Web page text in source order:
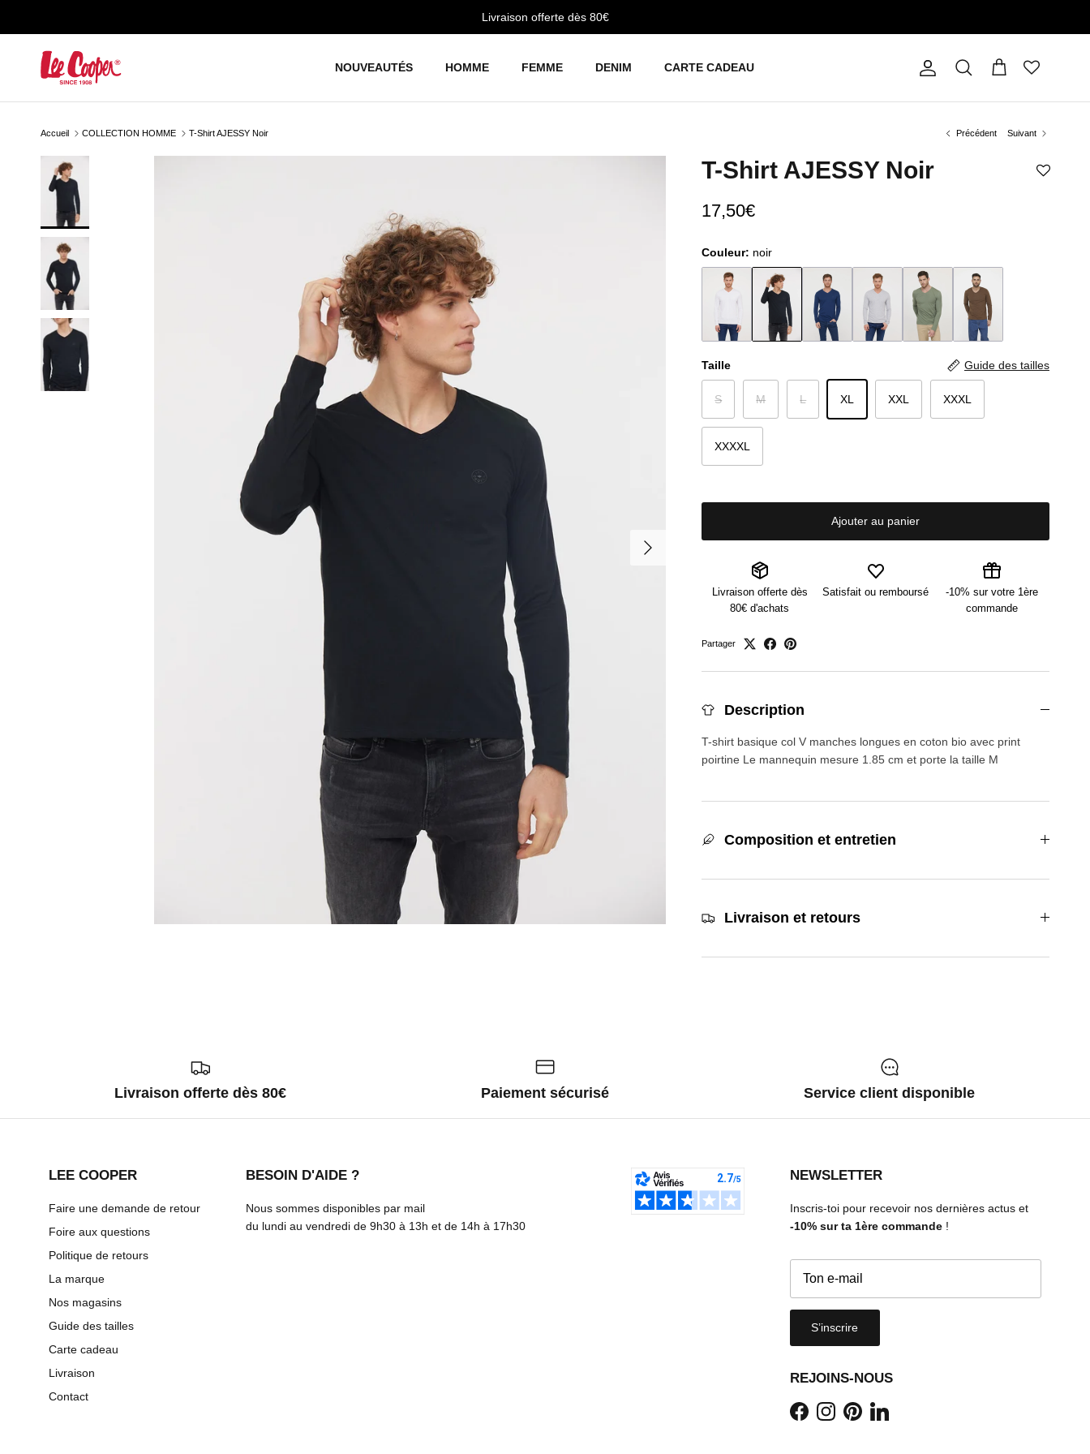
Livraison offerte dès 80€
NOUVEAUTÉS HOMME FEMME DENIM CARTE CADEAU CompteRecherchePanier
Accueil COLLECTION HOMME T-Shirt AJESSY Noir Précédent Suivant
Suivant
T-Shirt AJESSY Noir
17,50€
Couleur: noir
Taille Guide des tailles
S M L XL XXL XXXL
XXXXL
Ajouter au panier
Livraison offerte dès
80€ d'achats
Satisfait ou remboursé
-10% sur votre 1ère
commande
Partager
Description
T-shirt basique col V manches longues en coton bio avec print
poirtine Le mannequin mesure 1.85 cm et porte la taille M
Composition et entretien
Livraison et retours
Livraison offerte dès 80€ Paiement sécurisé Service client disponible
LEE COOPER
Faire une demande de retour
Foire aux questions
Politique de retours
La marque
Nos magasins
Guide des tailles
Carte cadeau
Livraison
Contact
BESOIN D'AIDE ?
Nous sommes disponibles par mail
du lundi au vendredi de 9h30 à 13h et de 14h à 17h30
NEWSLETTER
Inscris-toi pour recevoir nos dernières actus et
-10% sur ta 1ère commande!
S’inscrire
REJOINS-NOUS
FacebookInstagram
PinterestLinkedIn